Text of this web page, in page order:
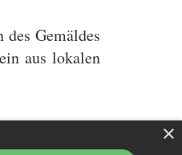
Gemäldes
aus lokalen
×